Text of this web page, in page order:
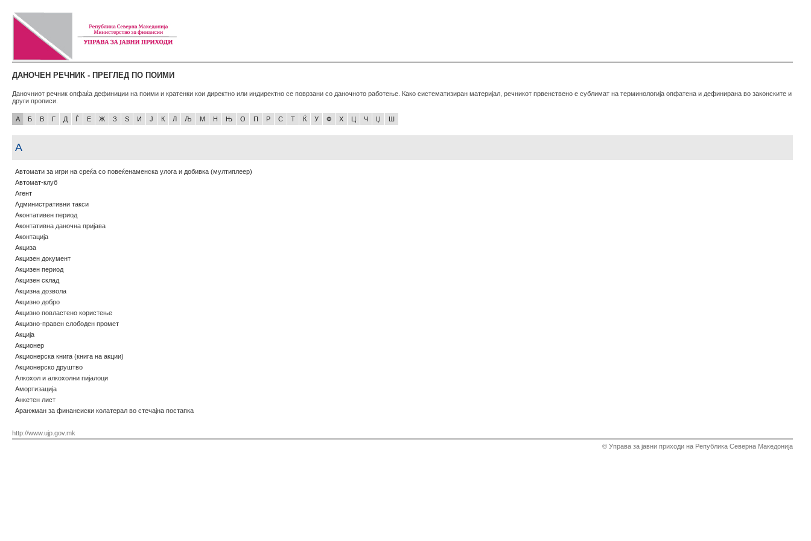
ДАНОЧЕН РЕЧНИК - ПРЕГЛЕД ПО ПОИМИ
Даночниот речник опфаќа дефиниции на поими и кратенки кои директно или индиректно се поврзани со даночното работење. Како систематизиран материјал, речникот првенствено е сублимат на терминологија опфатена и дефинирана во законските и
други прописи.
А Б В Г Д Ѓ Е Ж З Ѕ И Ј К Л Љ М Н Њ О П Р С Т Ќ У Ф Х Ц Ч Џ Ш
А
Автомати за игри на среќа со повеќенаменска улога и добивка (мултиплеер)
Автомат-клуб
Агент
Административни такси
Аконтативен период
Аконтативна даночна пријава
Аконтација
Акциза
Акцизен документ
Акцизен период
Акцизен склад
Акцизна дозвола
Акцизно добро
Акцизно повластено користење
Акцизно-правен слободен промет
Акција
Акционер
Акционерска книга (книга на акции)
Акционерско друштво
Алкохол и алкохолни пијалоци
Амортизација
Анкетен лист
Аранжман за финансиски колатерал во стечајна постапка
http://www.ujp.gov.mk
© Управа за јавни приходи на Република Северна Македонија